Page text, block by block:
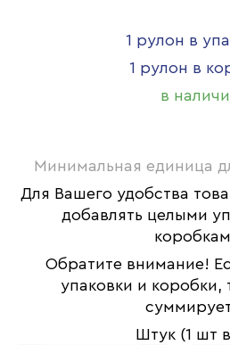
1 рулон в
1 рулон в
в
Минимальная единица
Для Вашего удобства
добавлять целыми
Обратите внимание!
упаковки и коробки,
Штук (1 шт